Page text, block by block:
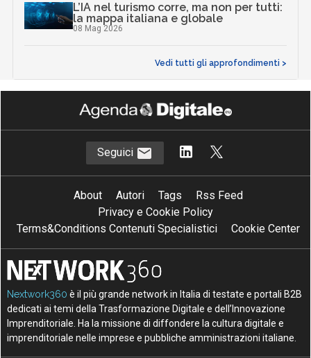
L’IA nel turismo corre, ma non per tutti:
la mappa italiana e globale
08 Mag 2026
Vedi tutti gli approfondimenti >
Seguici
About Autori Tags
Rss Feed
Privacy e Cookie Policy
Terms&Conditions Contenuti Specialistici
Cookie Center
Nextwork360 è il più grande network in Italia di testate e portali B2B
dedicati ai temi della Trasformazione Digitale e dell’Innovazione
Imprenditoriale. Ha la missione di diffondere la cultura digitale e
imprenditoriale nelle imprese e pubbliche amministrazioni italiane.